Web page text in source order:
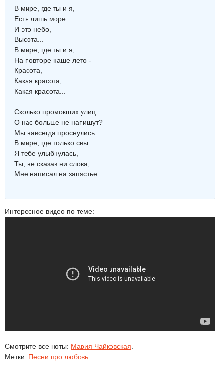
В мире, где ты и я,
Есть лишь море
И это небо,
Высота...
В мире, где ты и я,
На повторе наше лето -
Красота,
Какая красота,
Какая красота...
Сколько промокших улиц
О нас больше не напишут?
Мы навсегда проснулись
В мире, где только сны...
Я тебе улыбнулась,
Ты, не сказав ни слова,
Мне написал на запястье
Интересное видео по теме:
Смотрите все ноты: Мария Чайковская
Метки: Песни про любовь